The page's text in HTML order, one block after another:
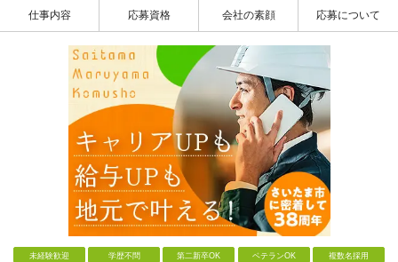
仕事内容 応募資格 会社の素顔 応募について
未経験歓迎 学歴不問 第二新卒OK ベテランOK 複数名採用